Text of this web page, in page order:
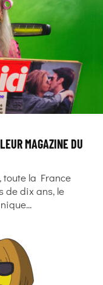
MAGAZINE DU
toute la France
de dix ans, le